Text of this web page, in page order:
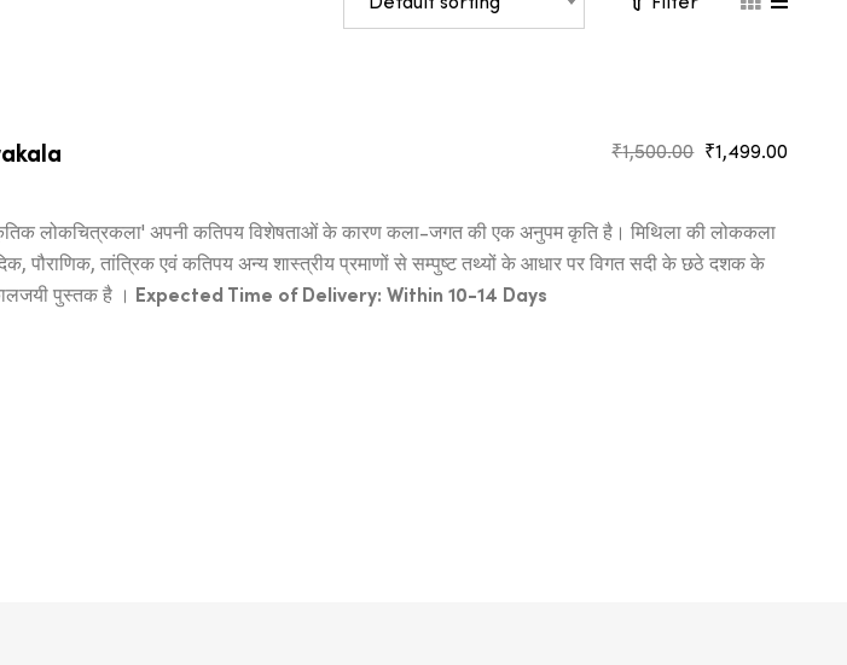
₹1,500.00 Original
₹1,500.00.
₹1,499.00
लोकचित्रकला' अपनी कतिपय विशेषताओं के कारण कला-जगत की एक अनुपम कृति है। मिथिला की लोककला
पौराणिक, तांत्रिक एवं कतिपय अन्य शास्त्रीय प्रमाणों से सम्पुष्ट तथ्यों के आधार पर विगत सदी के छठे दशक के
पुस्तक है । Expected Time of Delivery: Within 10-14 Days